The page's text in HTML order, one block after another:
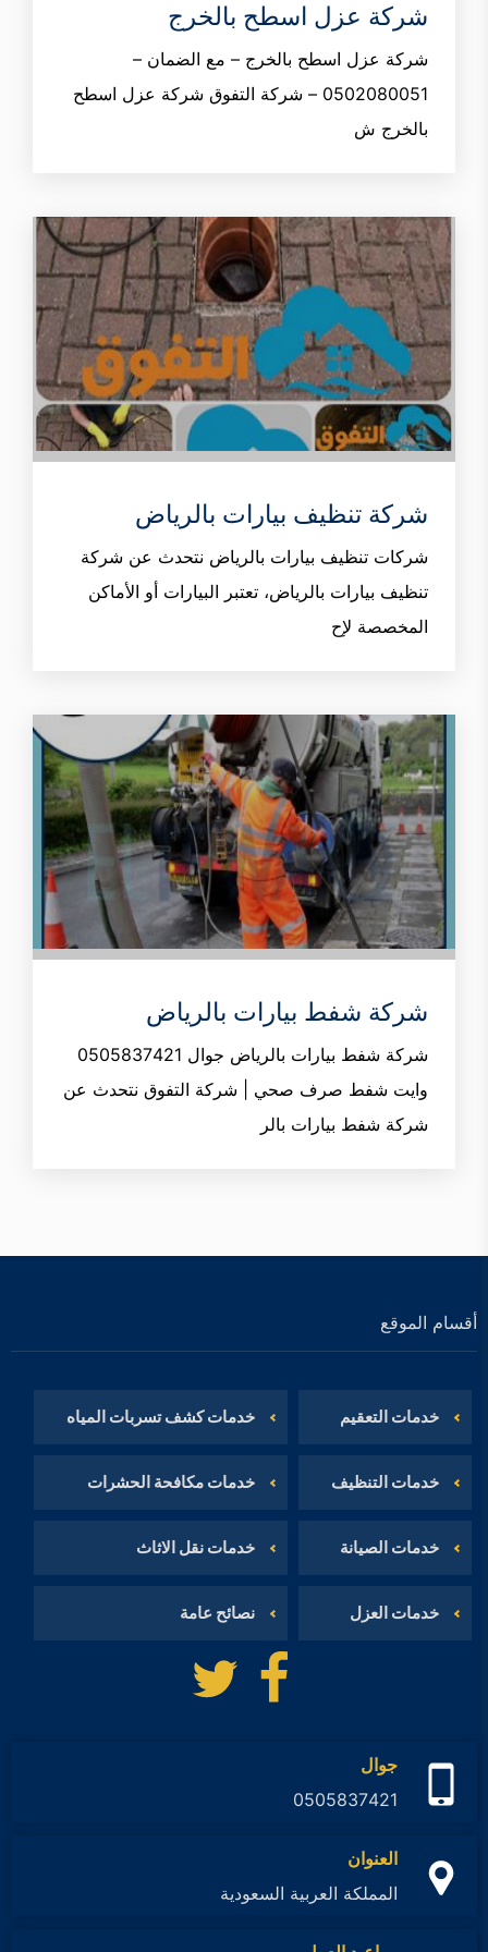
شركة عزل اسطح بالخرج
شركة عزل اسطح بالخرج – مع الضمان –
0502080051 – شركة التفوق شركة عزل اسطح
بالخرج ش
شركة تنظيف بيارات بالرياض
شركات تنظيف بيارات بالرياض نتحدث عن شركة
تنظيف بيارات بالرياض، تعتبر البيارات أو الأماكن
المخصصة لإح
شركة شفط بيارات بالرياض
شركة شفط بيارات بالرياض جوال 0505837421
وايت شفط صرف صحي | شركة التفوق نتحدث عن
شركة شفط بيارات بالر
أقسام الموقع
خدمات التعقيم
خدمات التنظيف
خدمات الصيانة
خدمات العزل
خدمات كشف تسربات المياه
خدمات مكافحة الحشرات
خدمات نقل الاثاث
نصائح عامة
تابعنا
تابعنا
على
جوال
0505837421
العنوان
المملكة العربية السعودية